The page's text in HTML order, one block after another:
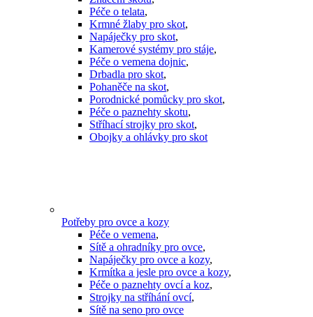
Péče o telata,
Krmné žlaby pro skot,
Napáječky pro skot,
Kamerové systémy pro stáje,
Péče o vemena dojnic,
Drbadla pro skot,
Pohaněče na skot,
Porodnické pomůcky pro skot,
Péče o paznehty skotu,
Stříhací strojky pro skot,
Obojky a ohlávky pro skot
Potřeby pro ovce a kozy
Péče o vemena,
Sítě a ohradníky pro ovce,
Napáječky pro ovce a kozy,
Krmítka a jesle pro ovce a kozy,
Péče o paznehty ovcí a koz,
Strojky na stříhání ovcí,
Sítě na seno pro ovce